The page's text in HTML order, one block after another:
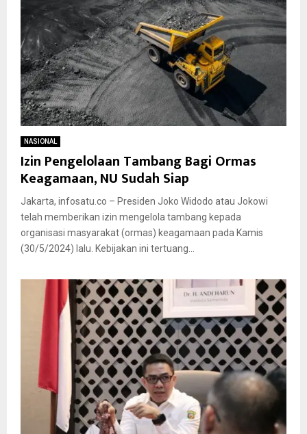
NASIONAL
Izin Pengelolaan Tambang Bagi Ormas
Keagamaan, NU Sudah Siap
Jakarta, infosatu.co – Presiden Joko Widodo atau Jokowi
telah memberikan izin mengelola tambang kepada
organisasi masyarakat (ormas) keagamaan pada Kamis
(30/5/2024) lalu. Kebijakan ini tertuang...